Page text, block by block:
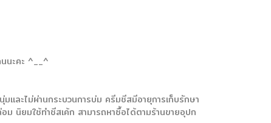
นะคะ ^__^
ละไม่ผ่านกระบวนการบ่ม ครีมชีสมีอายุการเก็บรักษา
นิยมใช้ทำชีสเค้ก สามารถหาซื้อได้ตามร้านขายอุปก